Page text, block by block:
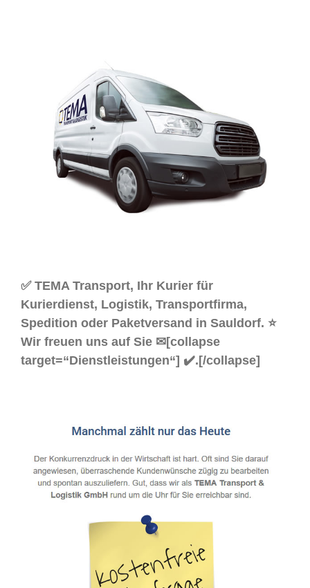
✅ TEMA Transport, Ihr Kurier für
Kurierdienst, Logistik, Transportfirma,
Spedition oder Paketversand in Sauldorf. ⭐
Wir freuen uns auf Sie ✉[collapse
target=“Dienstleistungen“] ✔️.[/collapse]